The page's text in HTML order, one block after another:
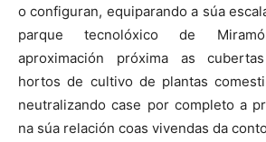
o configuran, equiparando a súa
parque tecnolóxico de
aproximación próxima as
hortos de cultivo de plantas
neutralizando case por completo a
na súa relación coas vivendas da